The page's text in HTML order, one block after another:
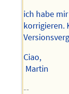
ich habe
korrigieren.
Ciao,
Martin
--